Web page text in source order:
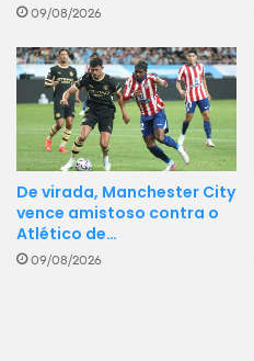
09/08/2026
De virada, Manchester City
vence amistoso contra o
Atlético de…
09/08/2026